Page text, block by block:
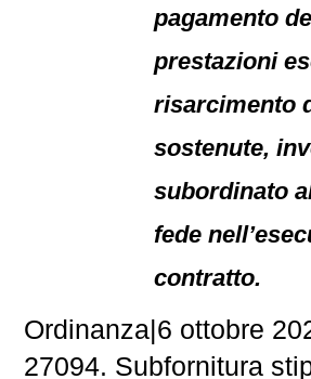
pagamento
prestazioni
risarcimento
sostenute,
subordinato
fede
contratto.
Ordinanza|6 ottobre
27094. Subfornitura